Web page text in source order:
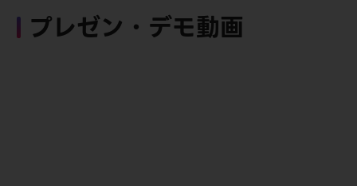
プレゼン・デモ動画